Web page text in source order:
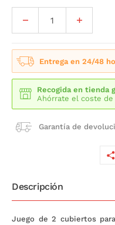
Entrega en 24/48
Recogida en tienda
Ahórrate el coste de
Garantía de
Descripción
Juego de 2 cubiertos